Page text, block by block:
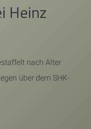
Heinz
nach Alter
über dem SHK-